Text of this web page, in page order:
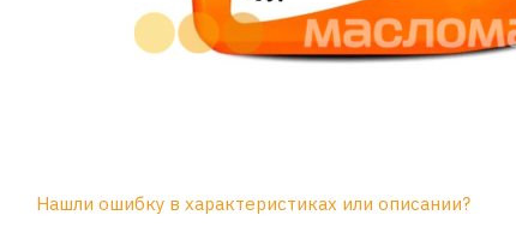
Нашли ошибку в характеристиках или описании?